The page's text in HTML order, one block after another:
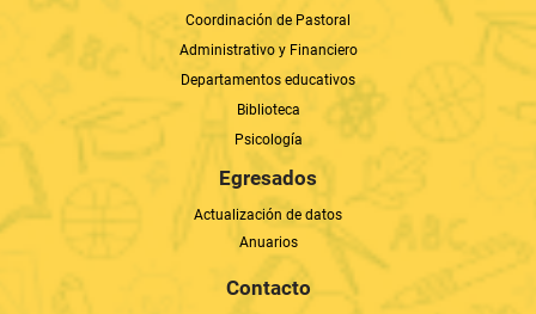
Coordinación de Pastoral
Administrativo y Financiero
Departamentos educativos
Biblioteca
Psicología
Egresados
Actualización de datos
Anuarios
Contacto